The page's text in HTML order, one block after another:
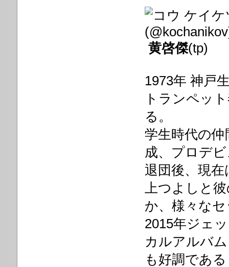
黄啓傑(tp)
1973年 神戸
トランペッ
る。
学生時代の
成、プロデ
退団後、現
上つよしと
か、様々な
2015年ジェ
カルアルバ
も好調である